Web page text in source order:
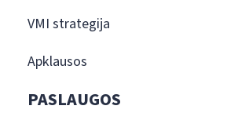
VMI strategija
Apklausos
PASLAUGOS